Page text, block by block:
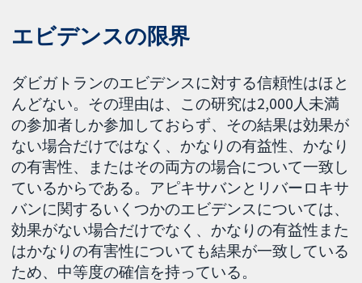
エビデンスの限界
ダビガトランのエビデンスに対する信頼性はほと
んどない。その理由は、この研究は2,000人未満
の参加者しか参加しておらず、その結果は効果が
ない場合だけではなく、かなりの有益性、かなり
の有害性、またはその両方の場合について一致し
ているからである。アピキサバンとリバーロキサ
バンに関するいくつかのエビデンスについては、
効果がない場合だけでなく、かなりの有益性また
はかなりの有害性についても結果が一致している
ため、中等度の確信を持っている。